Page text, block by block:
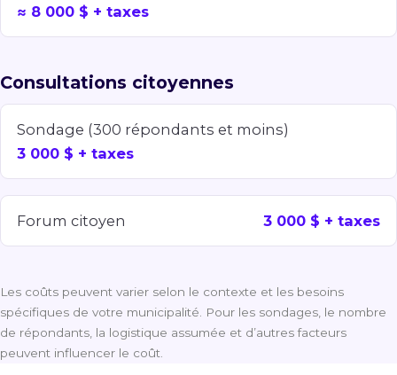
≈ 8 000 $ + taxes
Consultations citoyennes
Sondage (300 répondants et moins)
3 000 $ + taxes
Forum citoyen 3 000 $ + taxes
Les coûts peuvent varier selon le contexte et les besoins
spécifiques de votre municipalité. Pour les sondages, le nombre
de répondants, la logistique assumée et d’autres facteurs
peuvent influencer le coût.